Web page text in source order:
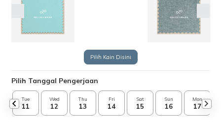
Pilih Kain Disini
Pilih Tanggal Pengerjaan
Tue
11
Wed
12
Thu
13
Fri
14
Sat
15
Sun
16
Mon
17